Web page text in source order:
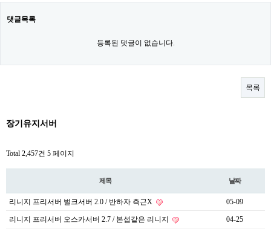
댓글목록
등록된 댓글이 없습니다.
목록
장기유지서버
Total 2,457건 5 페이지
제목 날짜
리니지 프리서버 벌크서버 2.0 / 반하자 측근X 05-09
리니지 프리서버 오스카서버 2.7 / 본섭같은 리니지 04-25